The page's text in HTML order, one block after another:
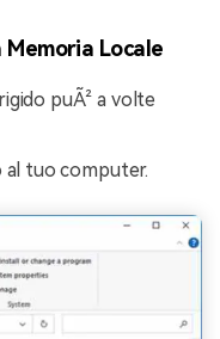
Locale
puÃ² a volte
al tuo computer.